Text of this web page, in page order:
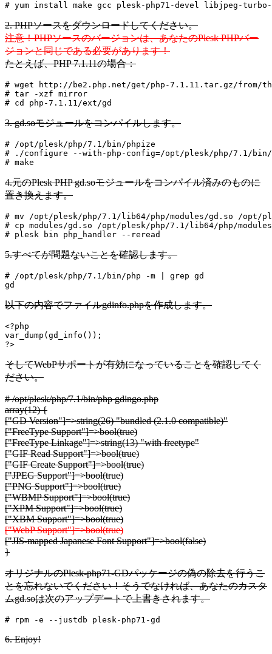
# yum install make gcc plesk-php71-devel libjpeg-
2. PHPソースをダウンロードしてください。
注意！PHPソースのバージョンは、あなたのPlesk PHPバー
ジョンと同じである必要があります！
たとえば、PHP 7.1.11の場合：
# wget http://be2.php.net/get/php-7.1.11.tar.gz/from/
# tar -xzf mirror
# cd php-7.1.11/ext/gd
3. gd.soモジュールをコンパイルします。
# /opt/plesk/php/7.1/bin/phpize
# ./configure --with-php-config=/opt/plesk/php/7.1/
# make
4.元のPlesk PHP gd.soモジュールをコンパイル済みのものに
置き換えます。
# mv /opt/plesk/php/7.1/lib64/php/modules/gd.so /opt/
# cp modules/gd.so /opt/plesk/php/7.1/lib64/php/
# plesk bin php_handler --reread
5.すべてが問題ないことを確認します。
# /opt/plesk/php/7.1/bin/php -m | grep gd
gd
以下の内容でファイルgdinfo.phpを作成します。
<?php
var_dump(gd_info());
?>
そしてWebPサポートが有効になっていることを確認してく
ださい。
# /opt/plesk/php/7.1/bin/php gdingo.php
array(12) {
["GD Version"]=>string(26) "bundled (2.1.0 compatible)"
["FreeType Support"]=>bool(true)
["FreeType Linkage"]=>string(13) "with freetype"
["GIF Read Support"]=>bool(true)
["GIF Create Support"]=>bool(true)
["JPEG Support"]=>bool(true)
["PNG Support"]=>bool(true)
["WBMP Support"]=>bool(true)
["XPM Support"]=>bool(true)
["XBM Support"]=>bool(true)
["WebP Support"]=>bool(true)
["JIS-mapped Japanese Font Support"]=>bool(false)
}
オリジナルのPlesk-php71-GDパッケージの偽の除去を行うこ
とを忘れないでください！そうでなければ、あなたのカスタ
ムgd.soは次のアップデートで上書きされます。
# rpm -e --justdb plesk-php71-gd
6. Enjoy!